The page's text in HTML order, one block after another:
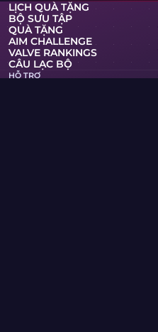
LỊCH QUÀ TẶNG
BỘ SƯU TẬP
QUÀ TẶNG
AIM CHALLENGE
VALVE RANKINGS
CÂU LẠC BỘ
HỖ TRỢ